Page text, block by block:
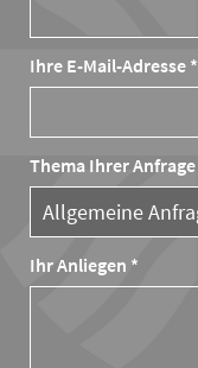
Ihre E-Mail-Adresse *
Thema Ihrer Anfrage
Ihr Anliegen *